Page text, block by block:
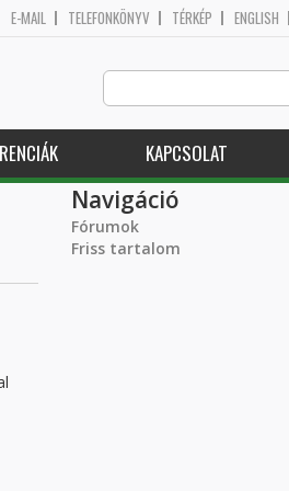
E-MAIL TELEFONKÖNYV TÉRKÉP ENGLISH
KAPCSOLAT
Navigáció
Fórumok
Friss tartalom